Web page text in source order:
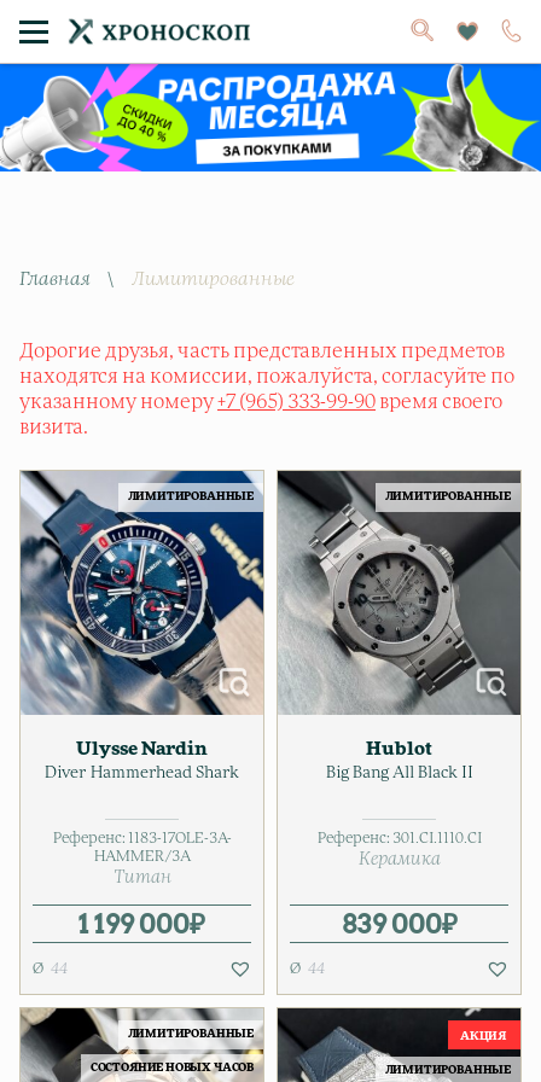
Главная \ Лимитированные
Дорогие друзья, часть представленных предметов
находятся на комиссии, пожалуйста, согласуйте по
указанному номеру+7 (965) 333-99-90 время своего
визита.
ЛИМИТИРОВАННЫЕ
Ulysse Nardin
Diver Hammerhead Shark
Референс: 1183-17OLE-3A-
HAMMER/3A
Титан
1 199 000₽
44
ЛИМИТИРОВАННЫЕ
Hublot
Big Bang All Black II
Референс: 301.CI.1110.CI
Керамика
839 000₽
44
ЛИМИТИРОВАННЫЕ
СОСТОЯНИЕ НОВЫХ ЧАСОВ ЛИМИТИРОВАННЫЕ